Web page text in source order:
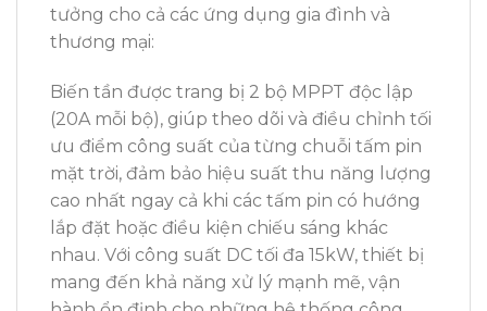
tưởng cho cả các ứng dụng gia đình và
thương mại:
Biến tần được trang bị 2 bộ MPPT độc lập
(20A mỗi bộ), giúp theo dõi và điều chỉnh tối
ưu điểm công suất của từng chuỗi tấm pin
mặt trời, đảm bảo hiệu suất thu năng lượng
cao nhất ngay cả khi các tấm pin có hướng
lắp đặt hoặc điều kiện chiếu sáng khác
nhau. Với công suất DC tối đa 15kW, thiết bị
mang đến khả năng xử lý mạnh mẽ, vận